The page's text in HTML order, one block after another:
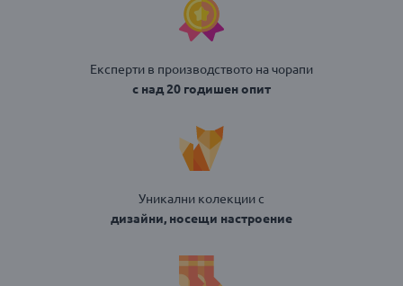
Експерти в производството на чорапи
с над 20 годишен опит
Уникални колекции с
дизайни, носещи настроение